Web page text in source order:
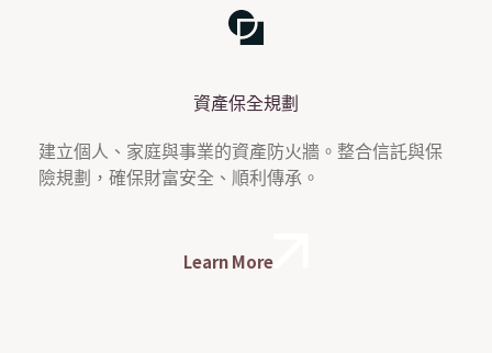
資產保全規劃
建立個人、家庭與事業的資產防火牆。整合信託與保
險規劃，確保財富安全、順利傳承。
Learn More